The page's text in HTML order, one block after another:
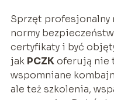
Sprzęt profesjonalny
normy
certyfikaty i być
jak PCZKoferują nie
wspomniane
ale też szkolenia,